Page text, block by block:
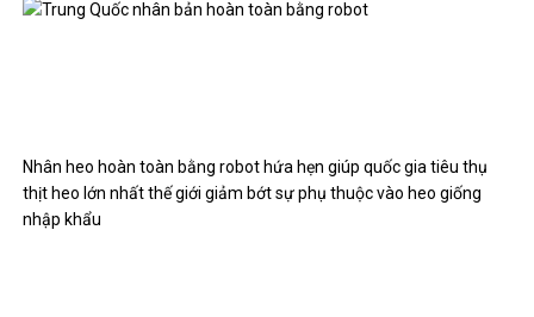
Nhân heo hoàn toàn bằng robot hứa hẹn giúp quốc gia tiêu thụ
thịt heo lớn nhất thế giới giảm bớt sự phụ thuộc vào heo giống
nhập khẩu